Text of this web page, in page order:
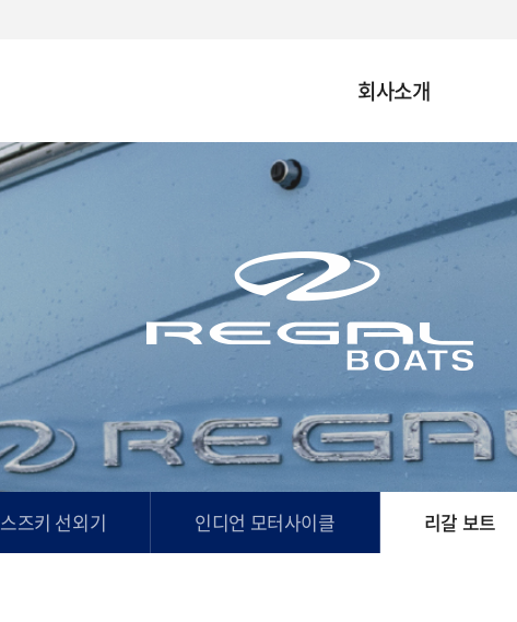
회사소개
스즈키 선외기 인디언 모터사이클 리갈 보트